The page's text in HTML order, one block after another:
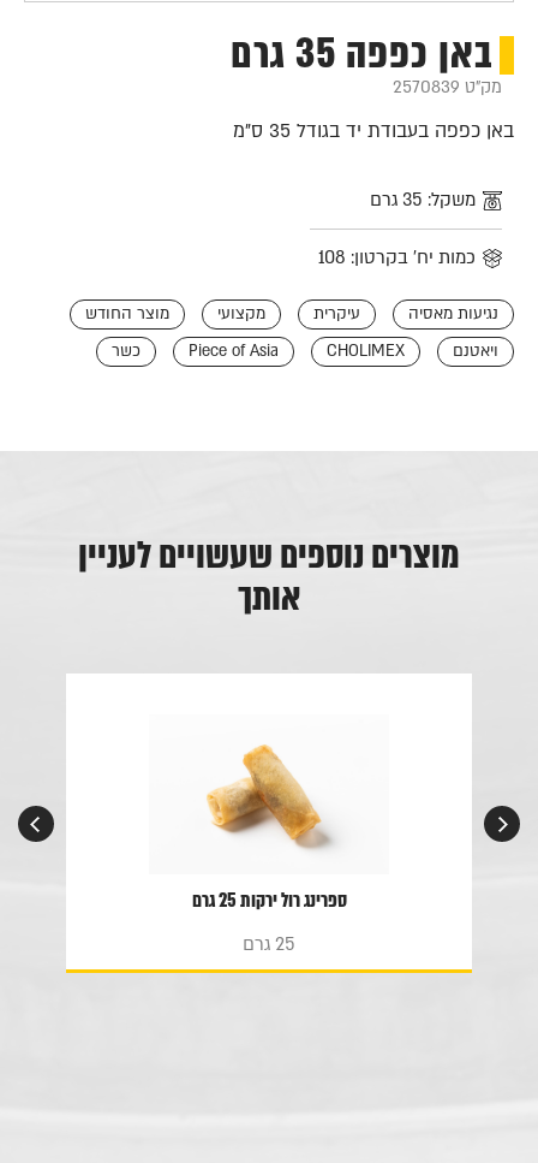
באן כפפה 35 גרם
מק"ט 2570839
באן כפפה בעבודת יד בגודל 35 ס"מ
משקל: 35 גרם
כמות יח' בקרטון: 108
נגיעות מאסיה עיקרית מקצועי
מוצר החודש
ויאטנם
CHOLIMEX
Piece of Asia כשר
מוצרים נוספים שעשויים לעניין
אותך
ספרינג רול ירקות 25 גרם
25 גרם